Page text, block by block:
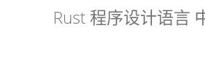
Rust 程序设计语言